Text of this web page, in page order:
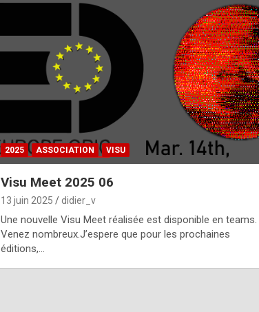
2025 ASSOCIATION VISU
Visu Meet 2025 06
13 juin 2025 didier_v
Une nouvelle Visu Meet réalisée est disponible en teams.
Venez nombreux.J’espere que pour les prochaines
éditions,…